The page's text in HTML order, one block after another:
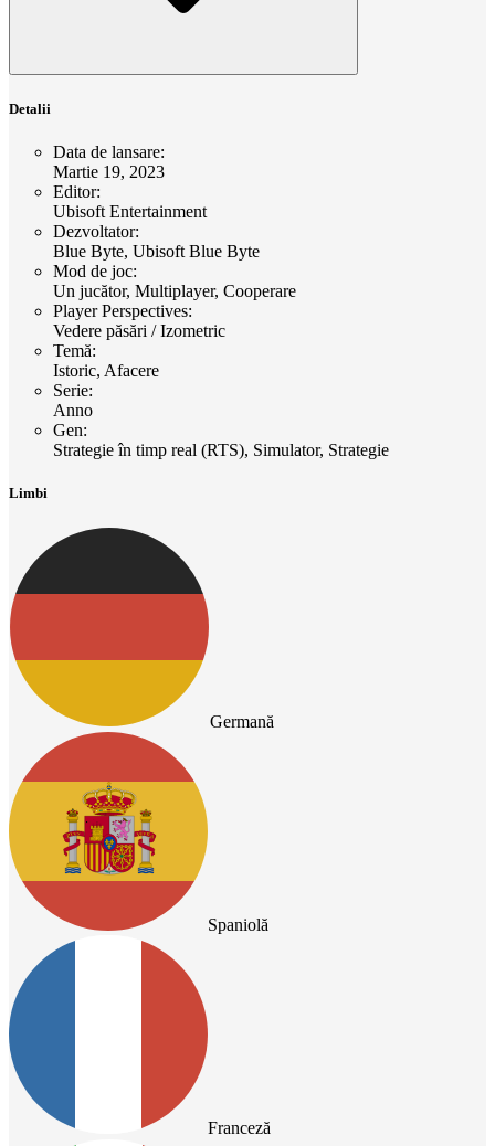
Detalii
Data de lansare:
Martie 19, 2023
Editor:
Ubisoft Entertainment
Dezvoltator:
Blue Byte, Ubisoft Blue Byte
Mod de joc:
Un jucător, Multiplayer, Cooperare
Player Perspectives:
Vedere păsări / Izometric
Temă:
Istoric, Afacere
Serie:
Anno
Gen:
Strategie în timp real (RTS), Simulator, Strategie
Limbi
Germană
Spaniolă
Franceză